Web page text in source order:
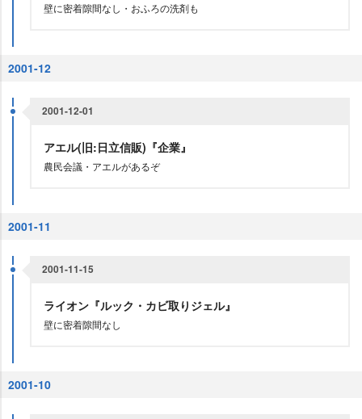
壁に密着隙間なし・おふろの洗剤も
2001-12
2001-12-01
アエル(旧:日立信販)『企業』
農民会議・アエルがあるぞ
2001-11
2001-11-15
ライオン『ルック・カビ取りジェル』
壁に密着隙間なし
2001-10